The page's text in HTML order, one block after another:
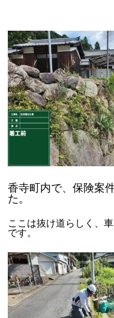
香寺町内で、保険案
た。
ここは抜け道らしく、
です。